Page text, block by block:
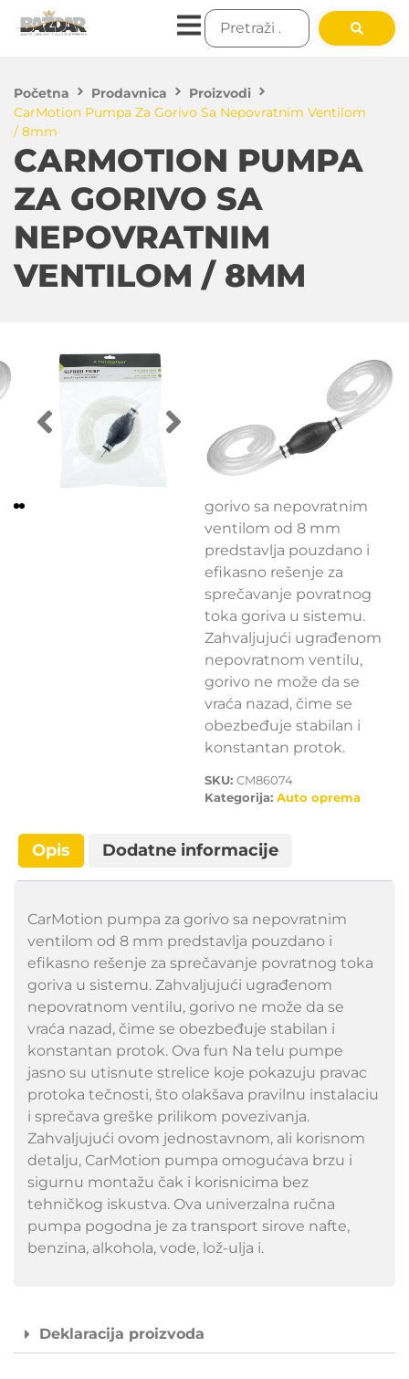
Početna Prodavnica
Proizvodi
CarMotion Pumpa Za Gorivo Sa Nepovratnim Ventilom
/ 8mm
CARMOTION PUMPA
ZA GORIVO SA
NEPOVRATNIM
VENTILOM / 8MM
RSD
DODAJ U KORPU
gorivo sa nepovratnim
ventilom od 8 mm
predstavlja pouzdano i
efikasno rešenje za
sprečavanje povratnog
toka goriva u sistemu.
Zahvaljujući ugrađenom
nepovratnom ventilu,
gorivo ne može da se
vraća nazad, čime se
obezbeđuje stabilan i
konstantan protok.
SKU: CM86074
Kategorija: Auto oprema
Opis Dodatne informacije
CarMotion pumpa za gorivo sa nepovratnim
ventilom od 8 mm predstavlja pouzdano i
efikasno rešenje za sprečavanje povratnog toka
goriva u sistemu. Zahvaljujući ugrađenom
nepovratnom ventilu, gorivo ne može da se
vraća nazad, čime se obezbeđuje stabilan i
konstantan protok. Ova fun Na telu pumpe
jasno su utisnute strelice koje pokazuju pravac
protoka tečnosti, što olakšava pravilnu instalaciu
i sprečava greške prilikom povezivanja.
Zahvaljujući ovom jednostavnom, ali korisnom
detalju, CarMotion pumpa omogućava brzu i
sigurnu montažu čak i korisnicima bez
tehničkog iskustva. Ova univerzalna ručna
pumpa pogodna je za transport sirove nafte,
benzina, alkohola, vode, lož-ulja i.
Deklaracija proizvoda